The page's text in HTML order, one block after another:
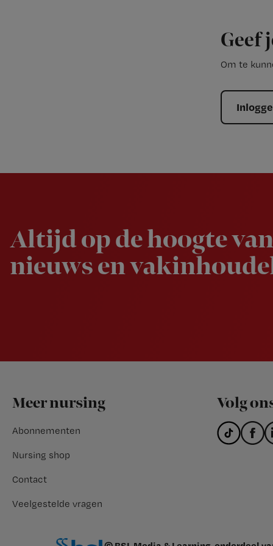
Geef
Om te
Altijd op de hoogte
nieuws en
Footer
Meer nursing
Abonnementen
Nursing shop
Contact
Veelgestelde vragen
Volg